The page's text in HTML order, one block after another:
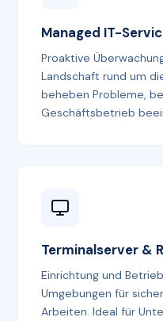
Managed IT-
Proaktive
Landschaft rund um
beheben Probleme,
Geschäftsbetrieb
Terminalserver &
Einrichtung und
Umgebungen für
Arbeiten. Ideal für